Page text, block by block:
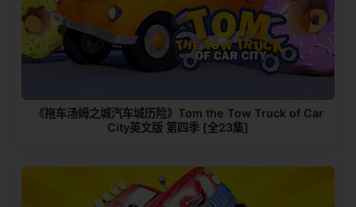
《拖车汤姆之城汽车城历险》Tom the Tow Truck of Car
City英文版 第四季 [全23集]